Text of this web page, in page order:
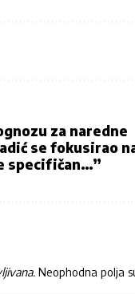
za naredne
se fokusirao
specifičan…”
Neophodna polja